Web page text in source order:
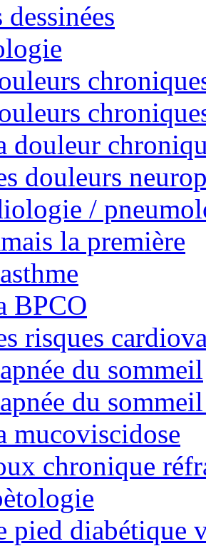
dessinées
douleur
douleurs
/
la première
BPCO
risques
du sommeil
du
mucoviscidose
chronique
pied diabétique